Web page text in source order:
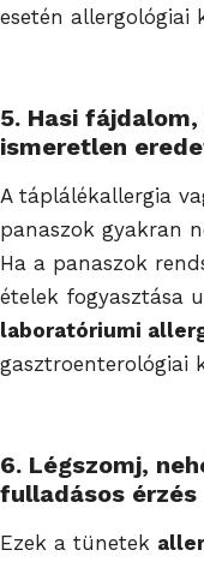
esetén allergológiai
5. Hasi
ismeretlen
A táplálékallergia
panaszok gyakran
Ha a panaszok
ételek fogyasztása
laboratóriumi
gasztroenterológiai
6. Légszomj,
fulladásos érzés
Ezek a tünetek